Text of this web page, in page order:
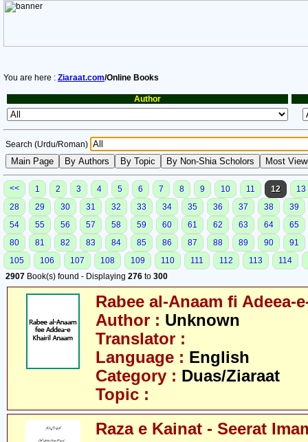
You are here : Ziaraat.com/Online Books
Author
Search (Urdu/Roman)
<< 1 2 3 4 5 6 7 8 9 10 11 12
13
28
29 30 31 32 33 34 35 36 37 38
39
54
55 56 57 58 59 60 61 62 63 64
65
80
81 82 83 84 85 86 87 88 89 90
91
105
106 107 108 109 110 111 112 113
114
2907 Book(s) found - Displaying 276 to 300
Rabee al-Anaam fi Adeea-
Author : Unknown
Translator :
Language : English
Category : Duas/Ziaraat
Topic :
Raza e Kainat - Seerat